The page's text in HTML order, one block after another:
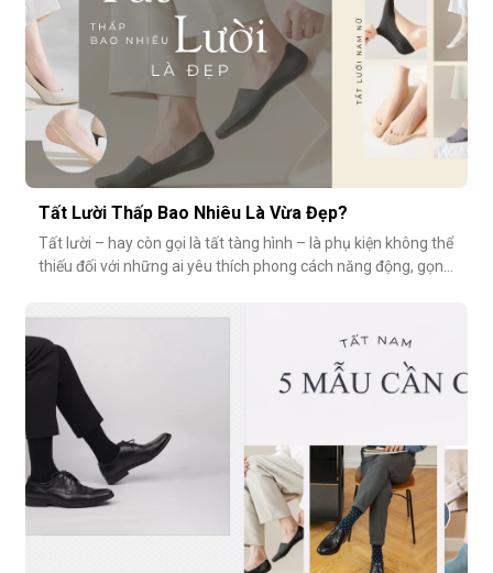
Tất Lười Thấp Bao Nhiêu Là Vừa Đẹp?
Tất lười – hay còn gọi là tất tàng hình – là phụ kiện không thể
thiếu đối với những ai yêu thích phong cách năng động, gọn
nhiêu là vừa đẹp? Nếu quá thấp, tất dễ bị tuột; nếu quá c